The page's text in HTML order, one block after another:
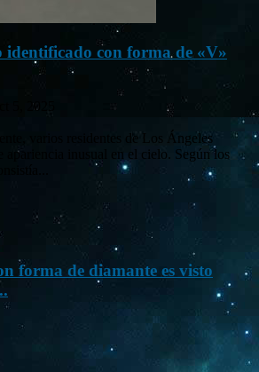
con forma de «V»
5, 2025
varios residentes de Los Ángeles
apariencia inusual en el cielo. Según los
forma de diamante es visto